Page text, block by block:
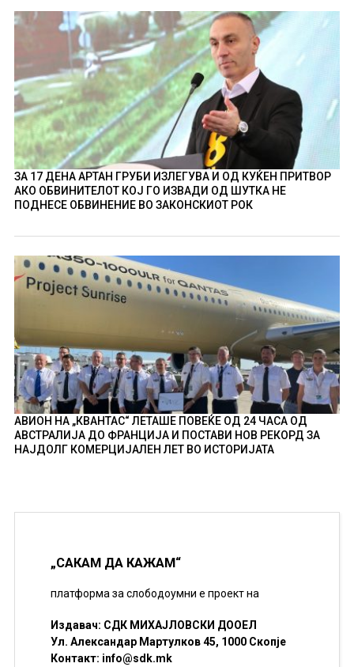
ЗА 17 ДЕНА АРТАН ГРУБИ ИЗЛЕГУВА И ОД КУЌЕН ПРИТВОР
АКО ОБВИНИТЕЛОТ КОЈ ГО ИЗВАДИ ОД ШУТКА НЕ
ПОДНЕСЕ ОБВИНЕНИЕ ВО ЗАКОНСКИОТ РОК
АВИОН НА „КВАНТАС“ ЛЕТАШЕ ПОВЕЌЕ ОД 24 ЧАСА ОД
АВСТРАЛИЈА ДО ФРАНЦИЈА И ПОСТАВИ НОВ РЕКОРД ЗА
НАЈДОЛГ КОМЕРЦИЈАЛЕН ЛЕТ ВО ИСТОРИЈАТА
„САКАМ ДА КАЖАМ“
платформа за слободоумни е проект на
Издавач: СДК МИХАЈЛОВСКИ ДООЕЛ
Ул. Александар Мартулков 45, 1000 Скопје
Контакт: info@sdk.mk